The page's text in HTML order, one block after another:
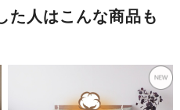
た人はこんな商品も